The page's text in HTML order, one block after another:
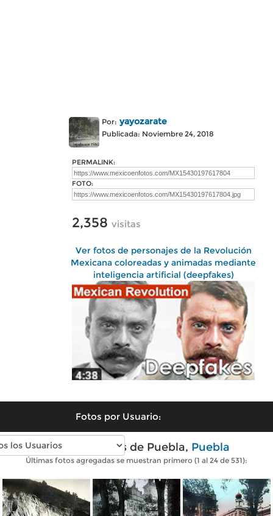
Por: yayozarate
Publicada: Noviembre 24, 2018
PERMALINK:
FOTO:
2,358 visitas
Ver fotos de personajes de la Revolución
Mexicana coloreadas y animadas mediante
inteligencia artificial (deepfakes)
Fotos por Usuario:
Fotos antiguas de Puebla, Puebla
Últimas fotos agregadas se muestran primero (1 al 24 de 531):